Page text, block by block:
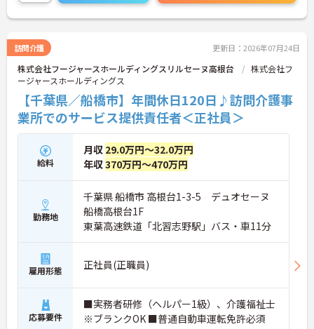
訪問介護 更新日：2026年07月24日
株式会社フージャースホールディングスリルセーヌ高根台
株式会社フ
ージャースホールディングス
【千葉県／船橋市】年間休日120日♪訪問介護事
業所でのサービス提供責任者＜正社員＞
給料
月収 29.0万円～32.0万円
年収370万円～470万円
勤務地
千葉県 船橋市 高根台1-3-5 デュオセーヌ
船橋高根台1F
東葉高速鉄道「北習志野駅」バス・車11分
雇用形態 正社員(正職員)
応募要件
■実務者研修（ヘルパー1級）、介護福祉士
※ブランクOK ■普通自動車運転免許必須